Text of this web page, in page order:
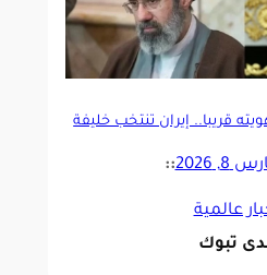
قريباً.. إيران تنتخب خليفة
8, 2026
::
عالمية
تبوك